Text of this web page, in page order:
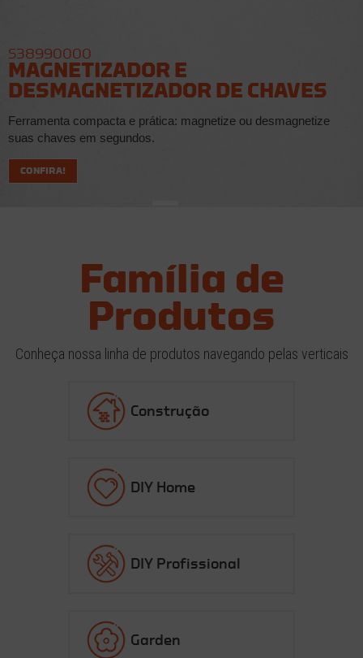
S38990000
MAGNETIZADOR E
DESMAGNETIZADOR DE CHAVES
Ferramenta compacta e prática: magnetize ou desmagnetize
suas chaves em segundos.
CONFIRA!
Família de
Produtos
Conheça nossa linha de produtos navegando pelas verticais
Construção
DIY Home
DIY Profissional
Garden